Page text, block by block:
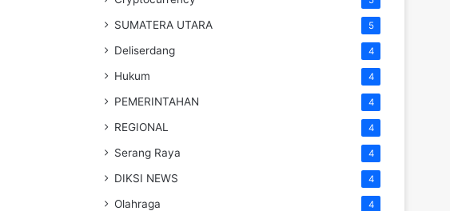
SUMATERA UTARA 5
Deliserdang 4
Hukum 4
PEMERINTAHAN 4
REGIONAL 4
Serang Raya 4
DIKSI NEWS 4
Olahraga 4